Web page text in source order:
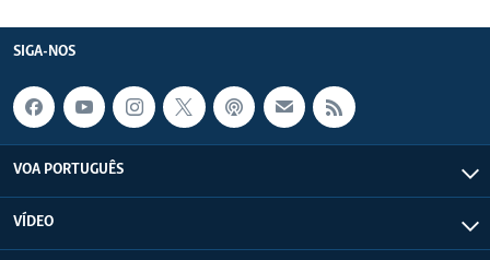
SIGA-NOS
VOA PORTUGUÊS
VÍDEO